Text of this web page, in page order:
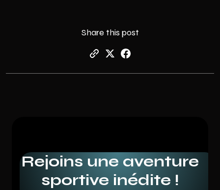
Share this post
Rejoins une aventure
sportive inédite !